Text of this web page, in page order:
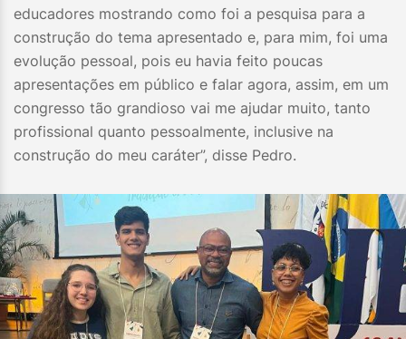
educadores mostrando como foi a pesquisa para a
construção do tema apresentado e, para mim, foi uma
evolução pessoal, pois eu havia feito poucas
apresentações em público e falar agora, assim, em um
congresso tão grandioso vai me ajudar muito, tanto
profissional quanto pessoalmente, inclusive na
construção do meu caráter”, disse Pedro.